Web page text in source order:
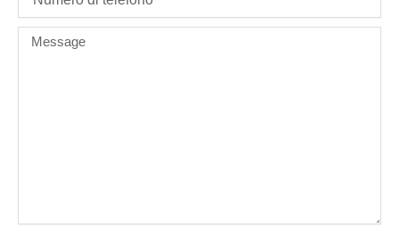
Message